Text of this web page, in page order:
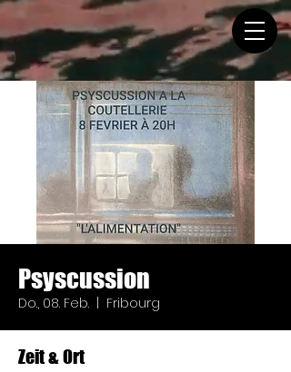
Psyscussion
Do., 08. Feb. Fribourg
Zeit & Ort